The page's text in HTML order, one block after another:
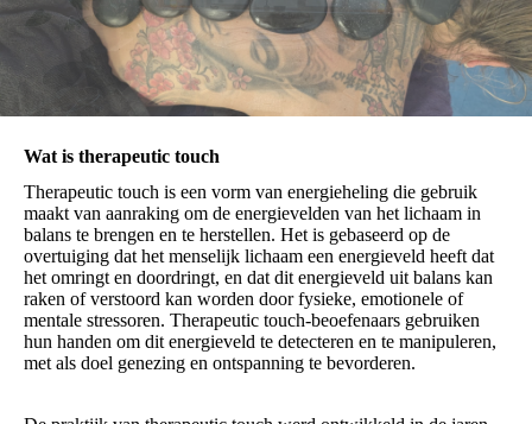
Wat is therapeutic touch
Therapeutic touch is een vorm van energieheling die gebruik
maakt van aanraking om de energievelden van het lichaam in
balans te brengen en te herstellen. Het is gebaseerd op de
overtuiging dat het menselijk lichaam een energieveld heeft dat
het omringt en doordringt, en dat dit energieveld uit balans kan
raken of verstoord kan worden door fysieke, emotionele of
mentale stressoren. Therapeutic touch-beoefenaars gebruiken
hun handen om dit energieveld te detecteren en te manipuleren,
met als doel genezing en ontspanning te bevorderen.